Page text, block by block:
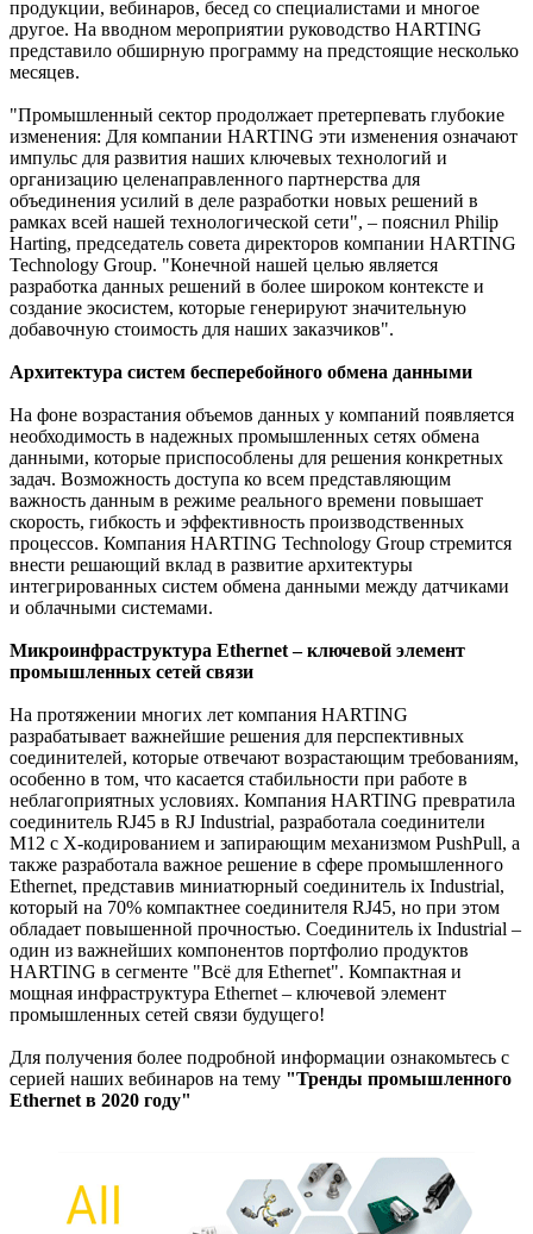
продукции, вебинаров, бесед со специалистами и многое
другое. На вводном мероприятии руководство HARTING
представило обширную программу на предстоящие несколько
месяцев.
"Промышленный сектор продолжает претерпевать глубокие
изменения: Для компании HARTING эти изменения означают
импульс для развития наших ключевых технологий и
организацию целенаправленного партнерства для
объединения усилий в деле разработки новых решений в
рамках всей нашей технологической сети", – пояснил Philip
Harting, председатель совета директоров компании HARTING
Technology Group. "Конечной нашей целью является
разработка данных решений в более широком контексте и
создание экосистем, которые генерируют значительную
добавочную стоимость для наших заказчиков".
Архитектура систем бесперебойного обмена данными
На фоне возрастания объемов данных у компаний появляется
необходимость в надежных промышленных сетях обмена
данными, которые приспособлены для решения конкретных
задач. Возможность доступа ко всем представляющим
важность данным в режиме реального времени повышает
скорость, гибкость и эффективность производственных
процессов. Компания HARTING Technology Group стремится
внести решающий вклад в развитие архитектуры
интегрированных систем обмена данными между датчиками
и облачными системами.
Микроинфраструктура Ethernet – ключевой элемент
промышленных сетей связи
На протяжении многих лет компания HARTING
разрабатывает важнейшие решения для перспективных
соединителей, которые отвечают возрастающим требованиям,
особенно в том, что касается стабильности при работе в
неблагоприятных условиях. Компания HARTING превратила
соединитель RJ45 в RJ Industrial, разработала соединители
М12 с Х-кодированием и запирающим механизмом PushPull, а
также разработала важное решение в сфере промышленного
Ethernet, представив миниатюрный соединитель ix Industrial,
который на 70% компактнее соединителя RJ45, но при этом
обладает повышенной прочностью. Соединитель ix Industrial –
один из важнейших компонентов портфолио продуктов
HARTING в сегменте "Всё для Ethernet". Компактная и
мощная инфраструктура Ethernet – ключевой элемент
промышленных сетей связи будущего!
Для получения более подробной информации ознакомьтесь с
серией наших вебинаров на тему "Тренды промышленного
Ethernet в 2020 году"